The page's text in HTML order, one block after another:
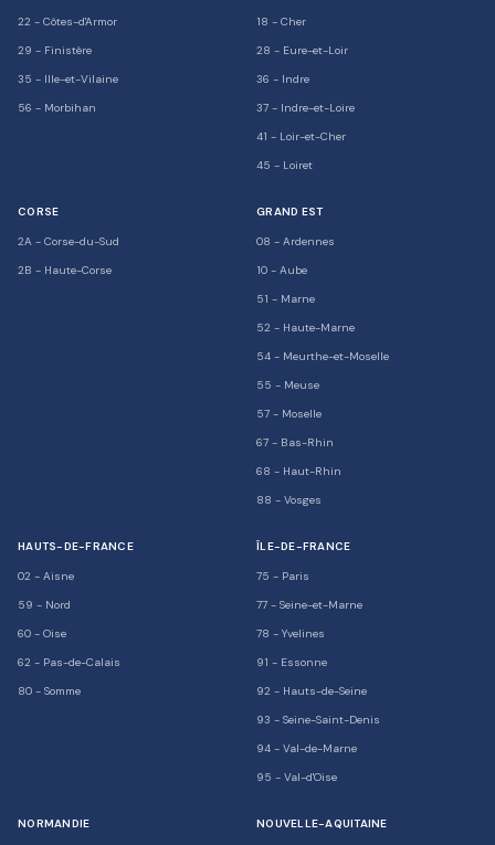
22 - Côtes-d'Armor
29 - Finistère
35 - Ille-et-Vilaine
56 - Morbihan
18 - Cher
28 - Eure-et-Loir
36 - Indre
37 - Indre-et-Loire
41 - Loir-et-Cher
45 - Loiret
CORSE
2A - Corse-du-Sud
2B - Haute-Corse
GRAND EST
08 - Ardennes
10 - Aube
51 - Marne
52 - Haute-Marne
54 - Meurthe-et-Moselle
55 - Meuse
57 - Moselle
67 - Bas-Rhin
68 - Haut-Rhin
88 - Vosges
HAUTS-DE-FRANCE
02 - Aisne
59 - Nord
60 - Oise
62 - Pas-de-Calais
80 - Somme
ÎLE-DE-FRANCE
75 - Paris
77 - Seine-et-Marne
78 - Yvelines
91 - Essonne
92 - Hauts-de-Seine
93 - Seine-Saint-Denis
94 - Val-de-Marne
95 - Val-d'Oise
NORMANDIE NOUVELLE-AQUITAINE